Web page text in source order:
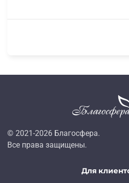
© 2021-2026 Благосфера.
Все права защищены.
Для